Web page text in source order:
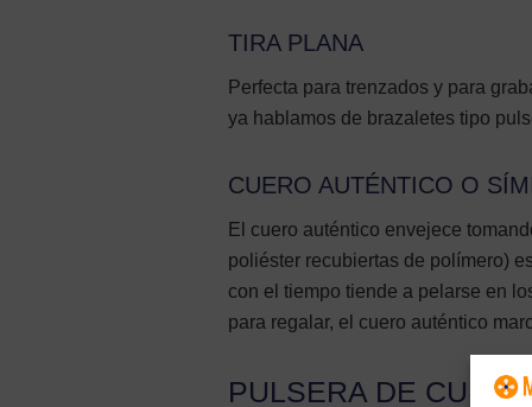
TIRA PLANA
Perfecta para trenzados y para
ya hablamos de brazaletes tipo
CUERO AUTÉNTICO O
El cuero auténtico envejece
poliéster recubiertas de polímero)
con el tiempo tiende a pelarse en
para regalar, el cuero auténtico
PULSERA DE